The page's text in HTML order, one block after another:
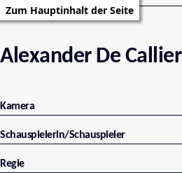
Zum Hauptinhalt der Seite
Alexander De Callier
Kamera
Schauspielerin/Schauspieler
Regie